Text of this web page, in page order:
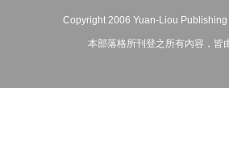
Copyright 2006 Yuan-Liou
本部落格所刊登之所有內容，皆